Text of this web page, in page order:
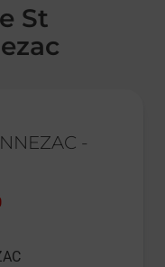
St
-